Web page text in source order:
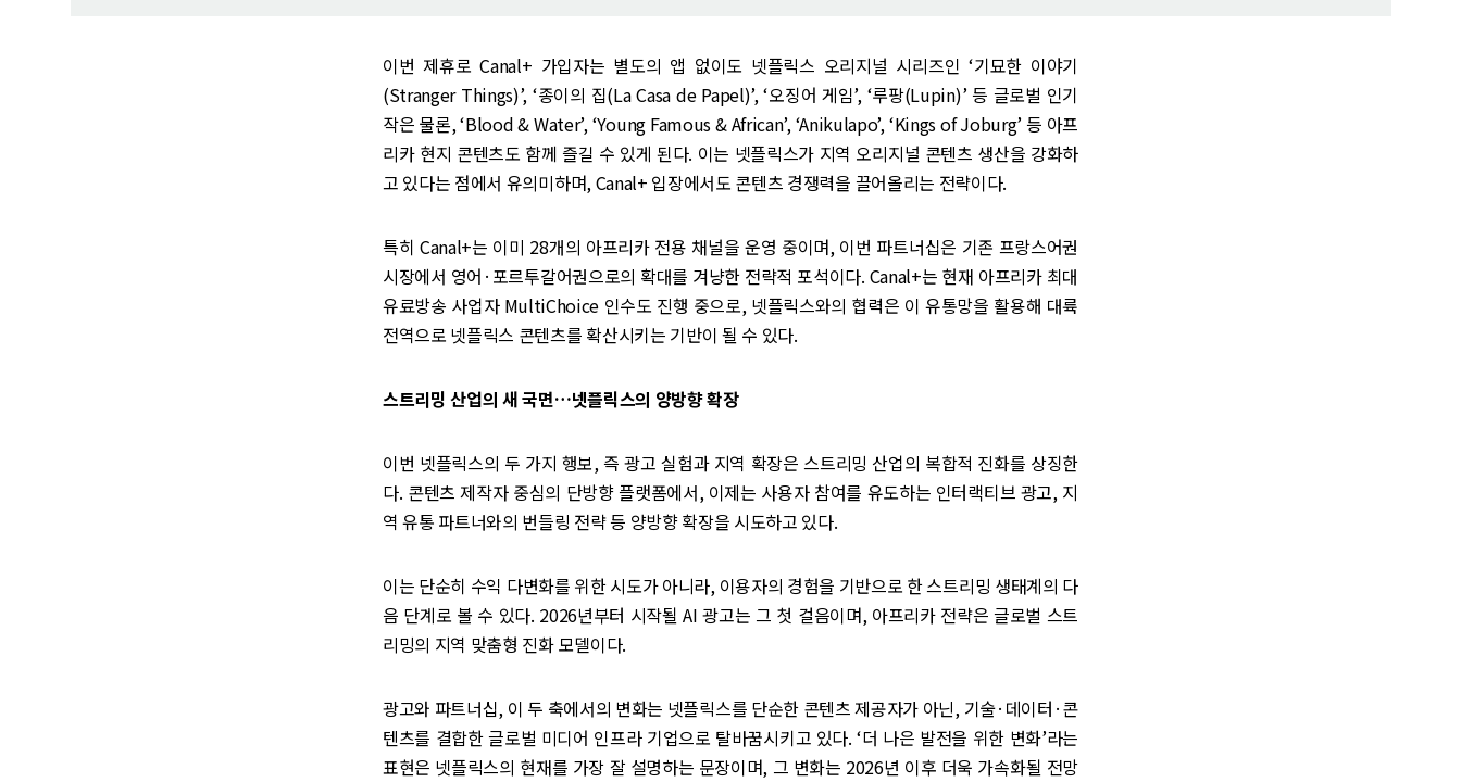
이번 제휴로 Canal+ 가입자는 별도의 앱 없이도 넷플릭스 오리지널 시리즈인 ‘기묘한 이야기
(Stranger Things)’, ‘종이의 집(La Casa de Papel)’, ‘오징어 게임’, ‘루팡(Lupin)’ 등 글로벌 인기
작은 물론, ‘Blood & Water’, ‘Young Famous & African’, ‘Anikulapo’, ‘Kings of Joburg’ 등 아프
리카 현지 콘텐츠도 함께 즐길 수 있게 된다. 이는 넷플릭스가 지역 오리지널 콘텐츠 생산을 강화하
고 있다는 점에서 유의미하며, Canal+ 입장에서도 콘텐츠 경쟁력을 끌어올리는 전략이다.
특히 Canal+는 이미 28개의 아프리카 전용 채널을 운영 중이며, 이번 파트너십은 기존 프랑스어권
시장에서 영어·포르투갈어권으로의 확대를 겨냥한 전략적 포석이다. Canal+는 현재 아프리카 최대
유료방송 사업자 MultiChoice 인수도 진행 중으로, 넷플릭스와의 협력은 이 유통망을 활용해 대륙
전역으로 넷플릭스 콘텐츠를 확산시키는 기반이 될 수 있다.
스트리밍 산업의 새 국면…넷플릭스의 양방향 확장
이번 넷플릭스의 두 가지 행보, 즉 광고 실험과 지역 확장은 스트리밍 산업의 복합적 진화를 상징한
다. 콘텐츠 제작자 중심의 단방향 플랫폼에서, 이제는 사용자 참여를 유도하는 인터랙티브 광고, 지
역 유통 파트너와의 번들링 전략 등 양방향 확장을 시도하고 있다.
이는 단순히 수익 다변화를 위한 시도가 아니라, 이용자의 경험을 기반으로 한 스트리밍 생태계의 다
음 단계로 볼 수 있다. 2026년부터 시작될 AI 광고는 그 첫 걸음이며, 아프리카 전략은 글로벌 스트
리밍의 지역 맞춤형 진화 모델이다.
광고와 파트너십, 이 두 축에서의 변화는 넷플릭스를 단순한 콘텐츠 제공자가 아닌, 기술·데이터·콘
텐츠를 결합한 글로벌 미디어 인프라 기업으로 탈바꿈시키고 있다. ‘더 나은 발전을 위한 변화’라는
표현은 넷플릭스의 현재를 가장 잘 설명하는 문장이며, 그 변화는 2026년 이후 더욱 가속화될 전망